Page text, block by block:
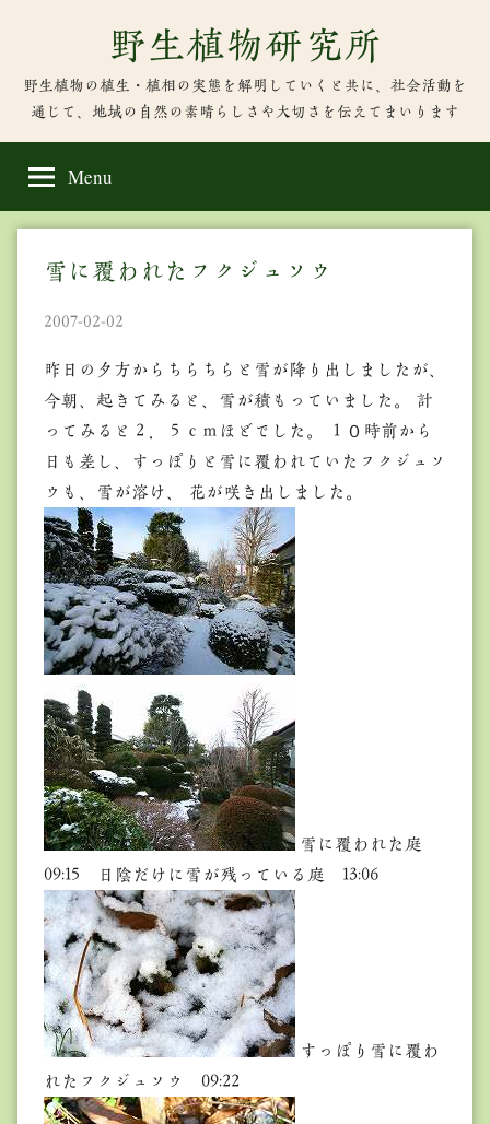
content
野生植物研究所
野生植物の植生・植相の実態を解明していくと共に、社会活動を
通じて、地域の自然の素晴らしさや大切さを伝えてまいります
Menu
雪に覆われたフクジュソウ
2007-02-02
昨日の夕方からちらちらと雪が降り出しましたが、
今朝、起きてみると、雪が積もっていました。 計
ってみると２．５ｃｍほどでした。 １０時前から
日も差し、すっぽりと雪に覆われていたフクジュソ
ウも、雪が溶け、 花が咲き出しました。
雪に覆われた庭
09:15 日陰だけに雪が残っている庭 13:06
すっぽり雪に覆わ
れたフクジュソウ 09:22